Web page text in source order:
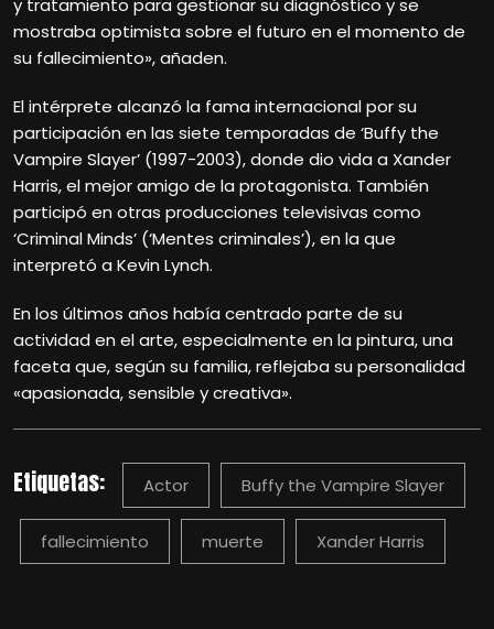
mostraba optimista sobre el futuro en el momento de
su fallecimiento», añaden.
El intérprete alcanzó la fama internacional por su
participación en las siete temporadas de ‘Buffy the
Vampire Slayer’ (1997-2003), donde dio vida a Xander
Harris, el mejor amigo de la protagonista. También
participó en otras producciones televisivas como
‘Criminal Minds’ (‘Mentes criminales’), en la que
interpretó a Kevin Lynch.
En los últimos años había centrado parte de su
actividad en el arte, especialmente en la pintura, una
faceta que, según su familia, reflejaba su personalidad
«apasionada, sensible y creativa».
Etiquetas: Actor Buffy the Vampire Slayer
fallecimiento muerte Xander Harris